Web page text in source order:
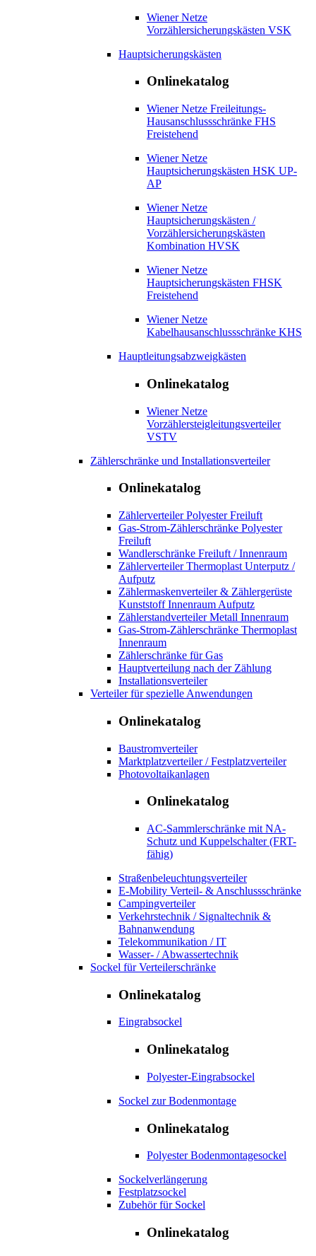
Wiener Netze
Vorzählersicherungskästen VSK
Hauptsicherungskästen
Onlinekatalog
Wiener Netze Freileitungs-
Hausanschlussschränke FHS
Freistehend
Wiener Netze
Hauptsicherungskästen HSK UP-
AP
Wiener Netze
Hauptsicherungskästen /
Vorzählersicherungskästen
Kombination HVSK
Wiener Netze
Hauptsicherungskästen FHSK
Freistehend
Wiener Netze
Kabelhausanschlussschränke KHS
Hauptleitungsabzweigkästen
Onlinekatalog
Wiener Netze
Vorzählersteigleitungsverteiler
VSTV
Zählerschränke und Installationsverteiler
Onlinekatalog
Zählerverteiler Polyester Freiluft
Gas-Strom-Zählerschränke Polyester
Freiluft
Wandlerschränke Freiluft / Innenraum
Zählerverteiler Thermoplast Unterputz /
Aufputz
Zählermaskenverteiler & Zählergerüste
Kunststoff Innenraum Aufputz
Zählerstandverteiler Metall Innenraum
Gas-Strom-Zählerschränke Thermoplast
Innenraum
Zählerschränke für Gas
Hauptverteilung nach der Zählung
Installationsverteiler
Verteiler für spezielle Anwendungen
Onlinekatalog
Baustromverteiler
Marktplatzverteiler / Festplatzverteiler
Photovoltaikanlagen
Onlinekatalog
AC-Sammlerschränke mit NA-
Schutz und Kuppelschalter (FRT-
fähig)
Straßenbeleuchtungsverteiler
E-Mobility Verteil- & Anschlussschränke
Campingverteiler
Verkehrstechnik / Signaltechnik &
Bahnanwendung
Telekommunikation / IT
Wasser- / Abwassertechnik
Sockel für Verteilerschränke
Onlinekatalog
Eingrabsockel
Onlinekatalog
Polyester-Eingrabsockel
Sockel zur Bodenmontage
Onlinekatalog
Polyester Bodenmontagesockel
Sockelverlängerung
Festplatzsockel
Zubehör für Sockel
Onlinekatalog